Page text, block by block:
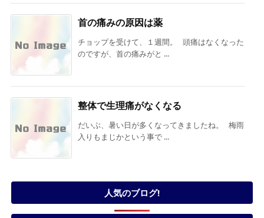
首の痛みの原因は薬
チョップを受けて、１週間。 頭痛はなくなった
のですが、首の痛みがと ...
整体で生理痛がなくなる
だいぶ、暑い日が多くなってきましたね。 梅雨
入りもまじかという事で ...
人気のブログ!